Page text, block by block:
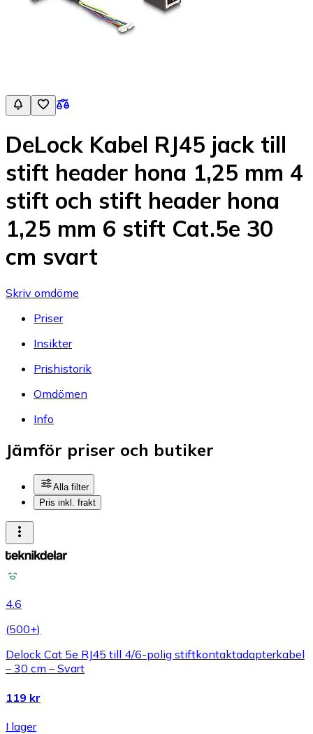
DeLock Kabel RJ45 jack till
stift header hona 1,25 mm 4
stift och stift header hona
1,25 mm 6 stift Cat.5e 30
cm svart
Skriv omdöme
Priser
Insikter
Prishistorik
Omdömen
Info
Jämför priser och butiker
Alla filter
Pris inkl. frakt
4.6
(500+)
Delock Cat 5e RJ45 till 4/6-polig stiftkontaktadapterkabel
– 30 cm – Svart
119 kr
I lager